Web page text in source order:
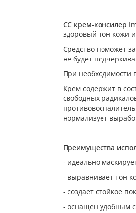
СС крем-консилер
здоровый тон кожи
Средство поможет
не будет
При необходимости
Крем содержит в
свободных
нормализует
Преимущества
- идеально
- выравнивает тон
- создает стойкое
- оснащен удобным